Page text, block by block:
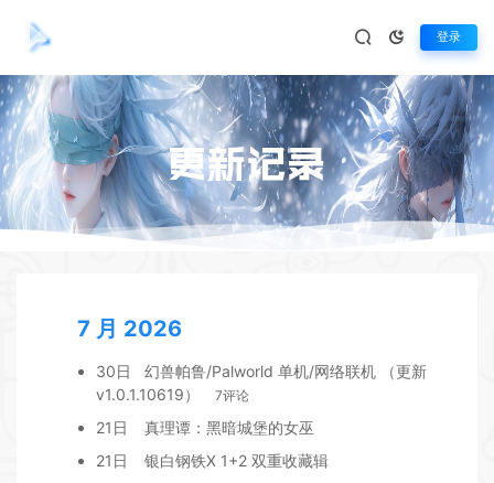
登录
更新记录
7 月 2026
30日
幻兽帕鲁/Palworld 单机/网络联机 （更新
v1.0.1.10619）
7评论
21日
真理谭：黑暗城堡的女巫
21日
银白钢铁X 1+2 双重收藏辑